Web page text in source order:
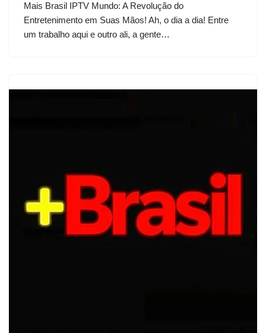
Mais Brasil IPTV Mundo: A Revolução do
Entretenimento em Suas Mãos! Ah, o dia a dia! Entre
um trabalho aqui e outro ali, a gente…